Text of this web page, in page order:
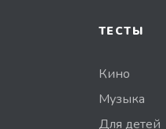
ТЕСТЫ
Кино
Музыка
Для детей